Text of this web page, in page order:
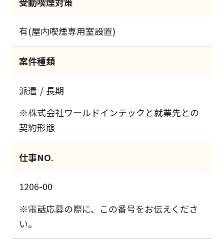
有(屋内喫煙専用室設置)
案件種類
派遣
長期
※株式会社ワールドインテックと就業先との
契約形態
仕事NO.
1206-00
※電話応募の際に、この番号をお伝えくださ
い。